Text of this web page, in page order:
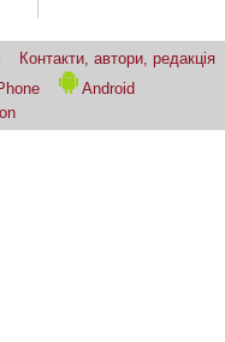
Контакти, автори, редакція
Android